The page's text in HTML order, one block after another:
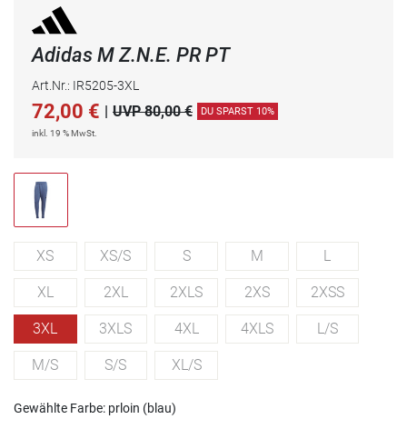
Adidas M Z.N.E. PR PT
Art.Nr.: IR5205-3XL
72,00 € | UVP 80,00 € DU SPARST 10%
inkl. 19 % MwSt.
XS XS/S S M L
XL 2XL 2XLS 2XS 2XSS
3XL 3XLS 4XL 4XLS L/S
M/S S/S XL/S
Gewählte Farbe: prloin (blau)